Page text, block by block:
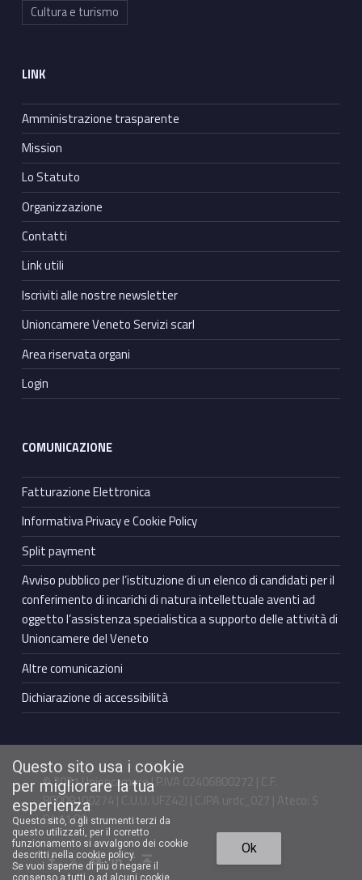
Cultura e turismo
LINK
Amministrazione trasparente
Mission
Lo Statuto
Organizzazione
Contatti
Link utili
Iscriviti alle nostre newsletter
Unioncamere Veneto Servizi scarl
Area riservata organi
Login
COMUNICAZIONE
Fatturazione Elettronica
Informativa Privacy e Cookie Policy
Split payment
Avviso pubblico per l’istituzione di un elenco di candidati per il
conferimento di incarichi di natura intellettuale aventi ad
oggetto l’assistenza specialistica a supporto delle attività di
Unioncamere del Veneto
Altre comunicazioni
Dichiarazione di accessibilità
© 2021 Unioncamere | P.IVA 02406800272 | C.F.
80009100274 | C.U.U. UFZ42J | C.IPA urdc_027 | Ateco: S
94.11.00
Facebook Unioncamere VenetoTwitter Unioncamere VenetoYoutube Unioncamere VenetoLinkedin Unioncamere Veneto Torna in cima ↑
Questo sito usa i cookie
per migliorare la tua
esperienza
Questo sito, o gli strumenti terzi da
questo utilizzati, per il corretto
funzionamento si avvalgono dei cookie
descritti nella cookie policy.
Se vuoi saperne di più o negare il
consenso a tutti o ad alcuni cookie,
Ok